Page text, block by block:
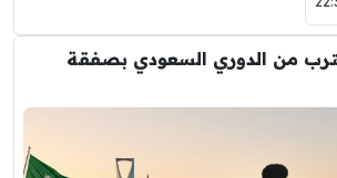
من الدوري السعودي بصفقة